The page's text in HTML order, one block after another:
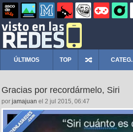
ÚLTIMOS TOP CATEG.
Gracias por recordármelo, Siri
por jamajuan el 2 jul 2015, 06:47